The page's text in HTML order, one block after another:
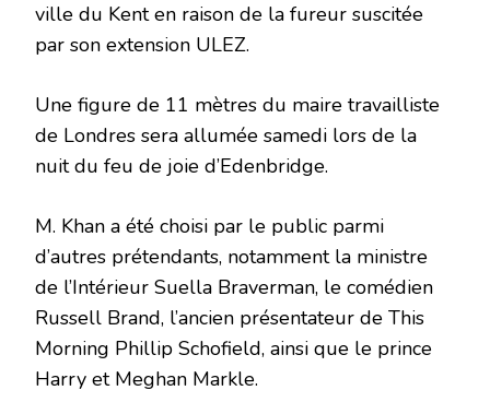
ville du Kent en raison de la fureur suscitée
par son extension ULEZ.
Une figure de 11 mètres du maire travailliste
de Londres sera allumée samedi lors de la
nuit du feu de joie d’Edenbridge.
M. Khan a été choisi par le public parmi
d’autres prétendants, notamment la ministre
de l’Intérieur Suella Braverman, le comédien
Russell Brand, l’ancien présentateur de This
Morning Phillip Schofield, ainsi que le prince
Harry et Meghan Markle.